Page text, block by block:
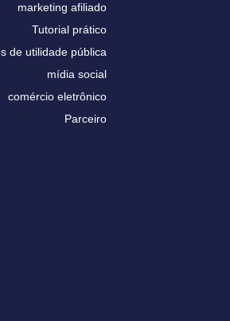
marketing afiliado
Tutorial prático
de utilidade pública
mídia social
comércio eletrônico
Parceiro